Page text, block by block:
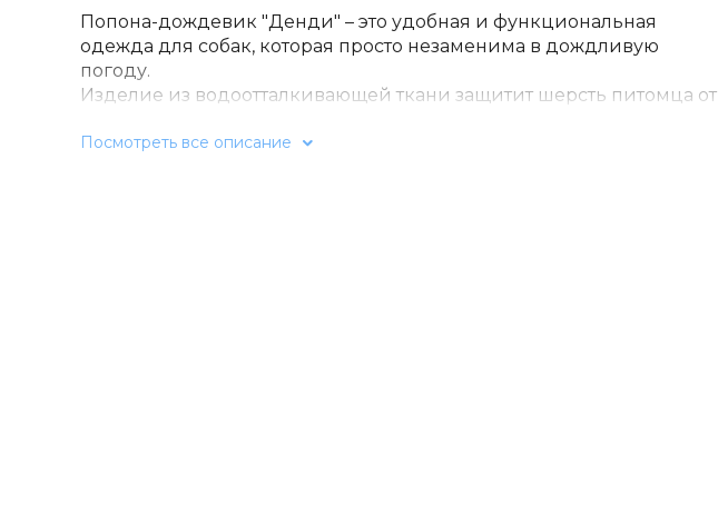
Попона-дождевик "Денди" – это удобная и функциональная
одежда для собак, которая просто незаменима в дождливую
погоду.
Изделие из водоотталкивающей ткани защитит шерсть питомца от
время прогулки.
Посмотреть все описание